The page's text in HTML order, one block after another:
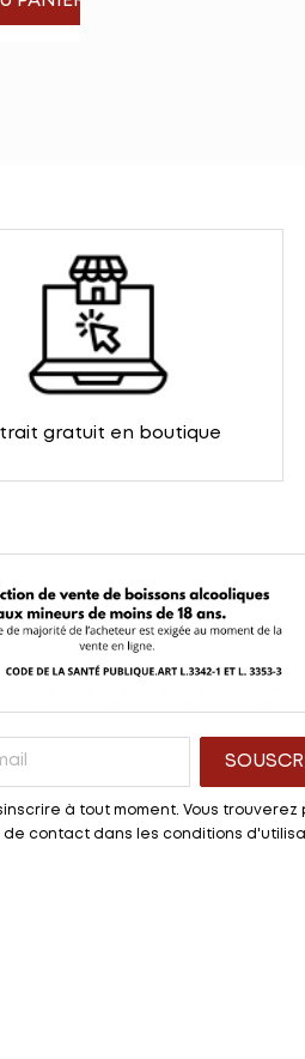
gratuit en boutique
à tout moment. Vous trouverez
de contact dans les conditions